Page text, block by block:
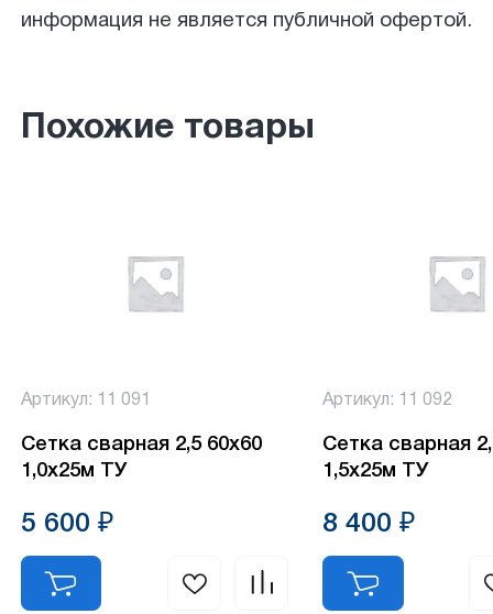
информация не является публичной офертой.
Похожие товары
Артикул: 11 091
Сетка сварная 2,5 60х60
1,0х25м ТУ
5 600 ₽
Артикул: 11 092
Сетка сварная 2,5 60х60
1,5х25м ТУ
8 400 ₽